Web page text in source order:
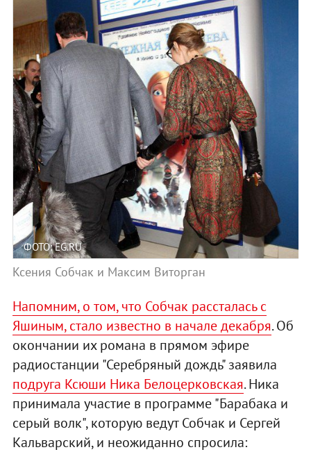
ФОТО: EG.RU
Ксения Собчак и Максим Виторган
Напомним, о том, что Собчак рассталась с
Яшиным, стало известно в начале декабря. Об
окончании их романа в прямом эфире
радиостанции "Серебряный дождь" заявила
подруга Ксюши Ника Белоцерковская. Ника
принимала участие в программе "Барабака и
серый волк", которую ведут Собчак и Сергей
Кальварский, и неожиданно спросила: